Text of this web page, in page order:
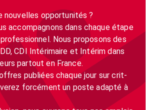
nouvelles opportunités ?
accompagnons dans chaque étape
Nous proposons des
CDI Intérimaire et Intérim dans
partout en France.
publiées chaque jour sur crit-
forcément un poste adapté à